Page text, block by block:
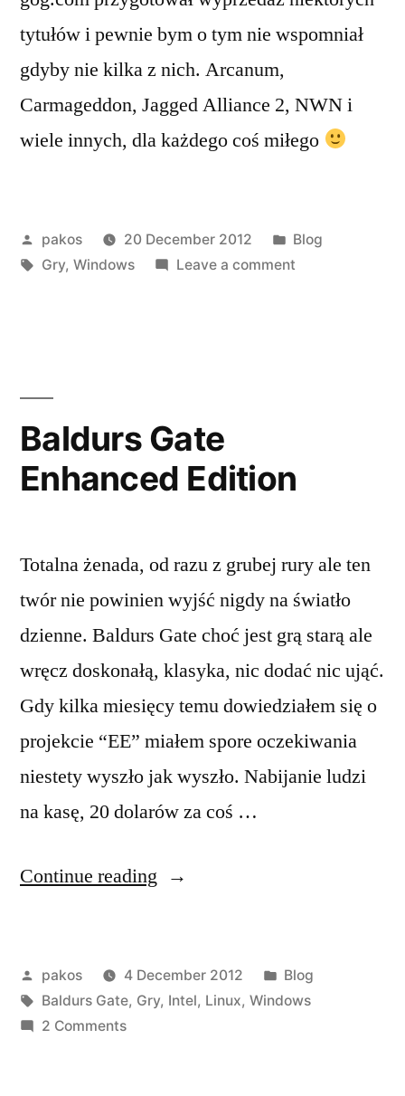
tytułów i pewnie bym o tym nie wspomniał
gdyby nie kilka z nich. Arcanum,
Carmageddon, Jagged Alliance 2, NWN i
wiele innych, dla każdego coś miłego
Posted
by
pakos 20 December 2012
Posted
in
Blog
Tags:
Gry, Windows Leave a commenton
Baldurs Gate
Enhanced Edition
Totalna żenada, od razu z grubej rury ale ten
twór nie powinien wyjść nigdy na światło
dzienne. Baldurs Gate choć jest grą starą ale
wręcz doskonałą, klasyka, nic dodać nic ująć.
Gdy kilka miesięcy temu dowiedziałem się o
projekcie “EE” miałem spore oczekiwania
niestety wyszło jak wyszło. Nabijanie ludzi
na kasę, 20 dolarów za coś …
Continue reading “Baldurs
Edition”
Posted
by
pakos 4 December 2012
Posted
in
Blog
Tags:
Baldurs Gate, Gry, Intel, Linux, Windows
2 Commentson